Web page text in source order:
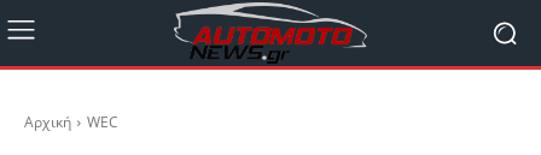
Αρχική WEC